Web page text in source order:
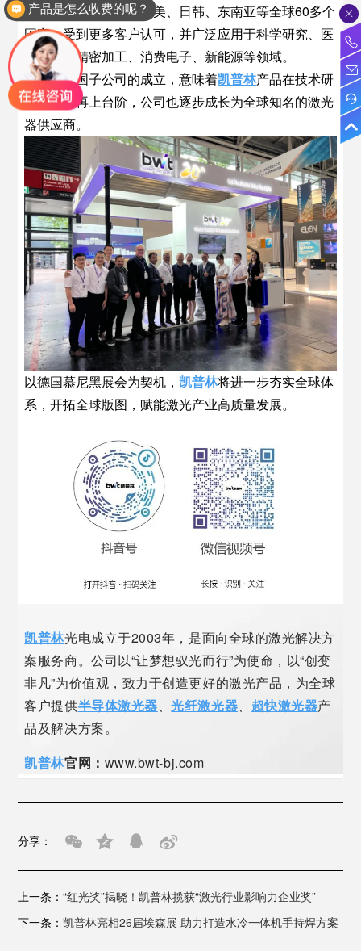
向国际市场，并覆盖欧美、日韩、东南亚等全球60多个
国家，受到更多客户认可，并广泛应用于科学研究、医
疗健康、精密加工、消费电子、新能源等领域。
凯普林德国子公司的成立，意味着凯普林产品在技术研
发实力上再上台阶，公司也逐步成长为全球知名的激光
器供应商。
以德国慕尼黑展会为契机， 凯普林将进一步夯实全球体
系，开拓全球版图，赋能激光产业高质量发展。
凯普林光电成立于2003年，是面向全球的激光解决方
案服务商。公司以“让梦想驭光而行”为使命，以“创变
非凡”为价值观，致力于创造更好的激光产品，为全球
客户提供半导体激光器、光纤激光器、 超快激光器产
品及解决方案。
凯普林官网： www.bwt-bj.com
分享：
上一条：“红光奖”揭晓！凯普林揽获“激光行业影响力企业奖”
下一条：凯普林亮相26届埃森展 助力打造水冷一体机手持焊方案
介绍下你们产品的参数